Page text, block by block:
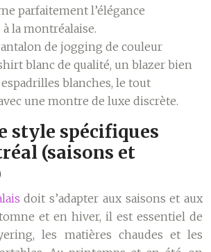
parfaitement l’élégance
la montréalaise.
de jogging de couleur
blanc de qualité, un blazer bien
blanches, le tout
une montre de luxe discrète.
style spécifiques
(saisons et
doit s’adapter aux saisons et aux
et en hiver, il est essentiel de
les matières chaudes et les